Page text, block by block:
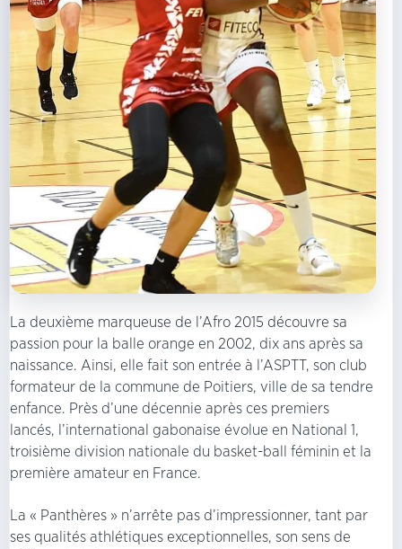
La deuxième marqueuse de l’Afro 2015 découvre sa
passion pour la balle orange en 2002, dix ans après sa
naissance. Ainsi, elle fait son entrée à l’ASPTT, son club
formateur de la commune de Poitiers, ville de sa tendre
enfance. Près d’une décennie après ces premiers
lancés, l’international gabonaise évolue en National 1,
troisième division nationale du basket-ball féminin et la
première amateur en France.
La « Panthères » n’arrête pas d’impressionner, tant par
ses qualités athlétiques exceptionnelles, son sens de